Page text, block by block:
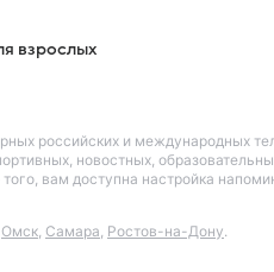
взрослых
российских и международных
новостных,
вам доступна настройка
Омск Самара Ростов-на-Дону.